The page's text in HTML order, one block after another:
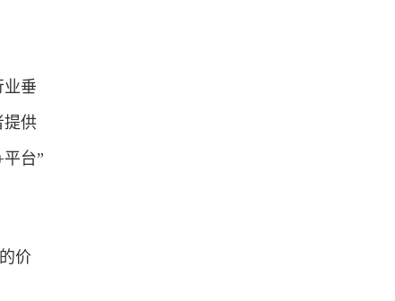
业垂
提供
台”
价